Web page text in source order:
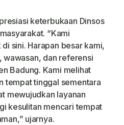
keterbukaan Dinsos
“Kami
sini. Harapan besar kami,
wawasan, dan referensi
Badung. Kami melihat
tempat tinggal sementara
mewujudkan layanan
kesulitan mencari tempat
ujarnya.